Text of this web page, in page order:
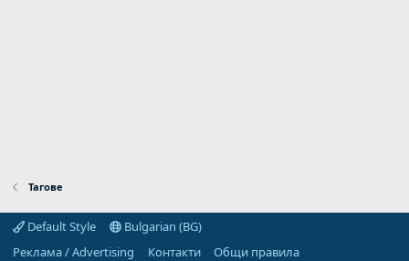
Тагове
Default Style
Bulgarian (BG)
Реклама / Advertising
Контакти
Общи правила